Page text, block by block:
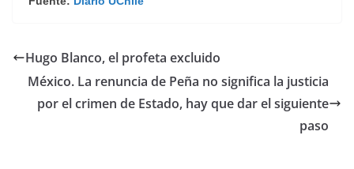
Hugo Blanco, el profeta excluido
México. La renuncia de Peña no significa la justicia
por el crimen de Estado, hay que dar el siguiente
paso